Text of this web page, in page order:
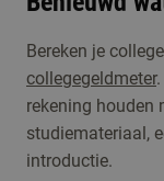
Bereken je
collegegeldmeter
rekening houden
studiemateriaal,
introductie.